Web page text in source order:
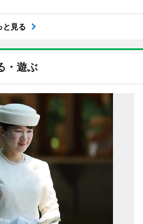
と見る
・遊ぶ